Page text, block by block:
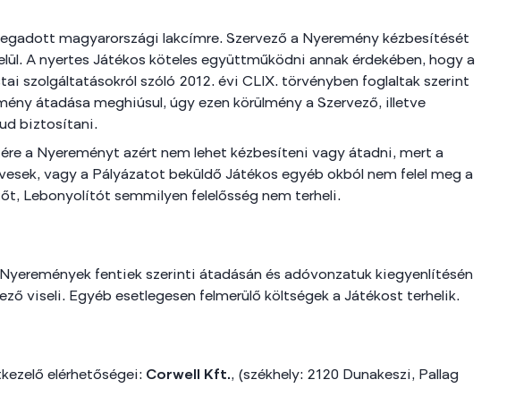
magyarországi lakcímre. Szervező a Nyeremény kézbesítését
A nyertes Játékos köteles együttműködni annak érdekében, hogy a
szolgáltatásokról szóló 2012. évi CLIX. törvényben foglaltak szerint
átadása meghiúsul, úgy ezen körülmény a Szervező, illetve
biztosítani.
a Nyereményt azért nem lehet kézbesíteni vagy átadni, mert a
vagy a Pályázatot beküldő Játékos egyéb okból nem felel meg a
Lebonyolítót semmilyen felelősség nem terheli.
fentiek szerinti átadásán és adóvonzatuk kiegyenlítésén
viseli. Egyéb esetlegesen felmerülő költségek a Játékost terhelik.
elérhetőségei: Corwell Kft., (székhely: 2120 Dunakeszi, Pallag